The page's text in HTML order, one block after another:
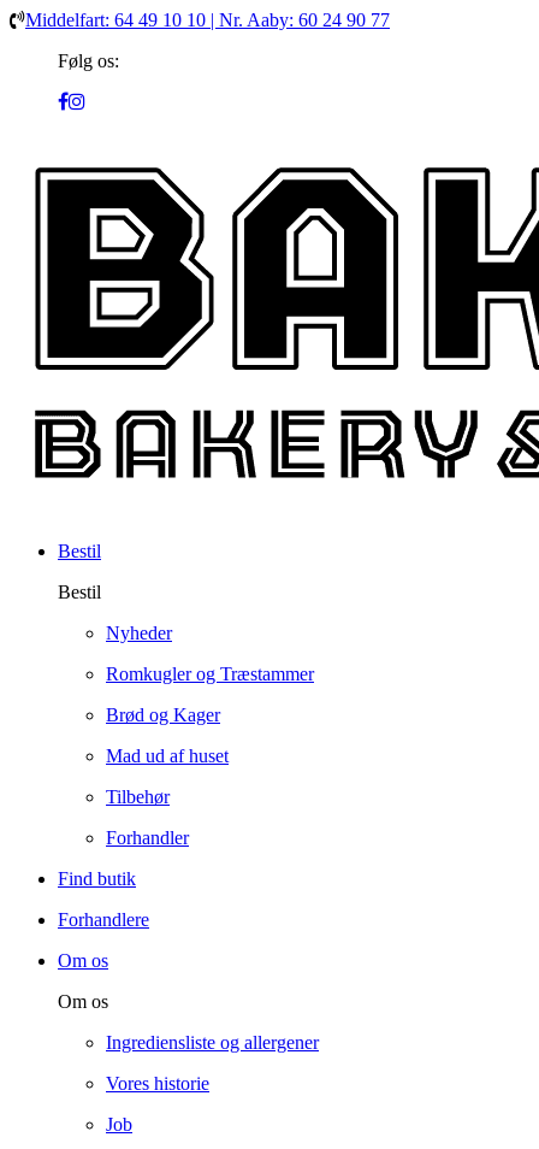
Middelfart: 64 49 10 10 | Nr. Aaby: 60 24 90 77
Følg os:
Bestil
Bestil
Nyheder
Romkugler og Træstammer
Brød og Kager
Mad ud af huset
Tilbehør
Forhandler
Find butik
Forhandlere
Om os
Om os
Ingrediensliste og allergener
Vores historie
Job